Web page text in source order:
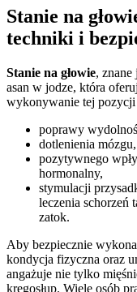
Stanie na
techniki i
Stanie na głowie, znane
asan w jodze, która
wykonywanie tej pozycji
poprawy
dotlenienia mózgu,
pozytywnego
hormonalny,
stymulacji
leczenia schorzeń
zatok.
Aby bezpiecznie
kondycja fizyczna oraz
angażuje nie tylko
kręgosłup. Wiele osób